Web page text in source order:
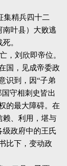
集精兵四十二
南叶县）大败逃
。
，刘欣即帝位。
国，见成帝委政
识到，因“子弟
守相刺史皆出
的最大障碍。在
赖、利用，堪与
级政府中的王氏
比下，变动政